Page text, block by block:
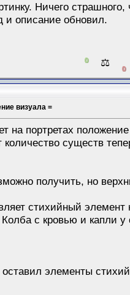
Ничего
и описание обновил.
0 ⚖️ 0
визуала =
на портретах
существ
получить, но
стихийный
с кровью и капли
элементы